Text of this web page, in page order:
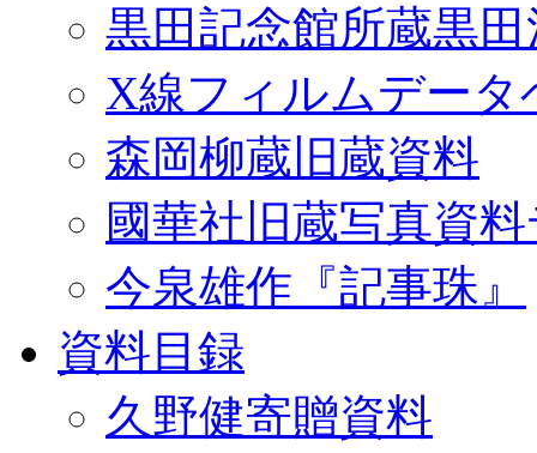
黒田記念館所蔵黒
X線フィルムデータ
森岡柳蔵旧蔵資料
國華社旧蔵写真資
今泉雄作『記事珠』
資料目録
久野健寄贈資料